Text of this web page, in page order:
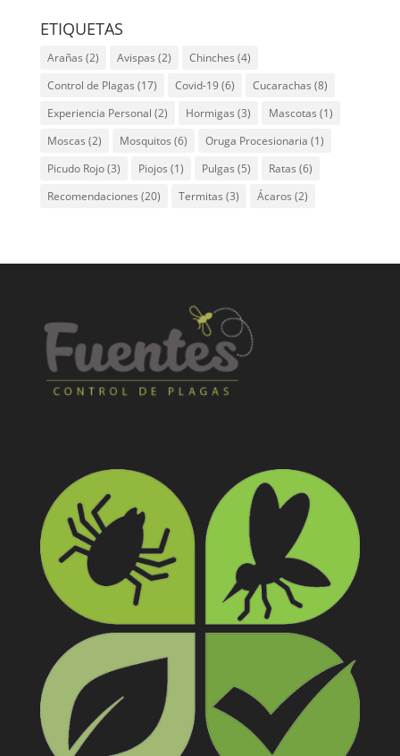
ETIQUETAS
Arañas (2) Avispas (2) Chinches (4)
Control de Plagas (17) Covid-19(6) Cucarachas (8)
Experiencia Personal (2) Hormigas (3) Mascotas (1)
Moscas (2) Mosquitos (6) Oruga Procesionaria (1)
Picudo Rojo(3) Piojos (1) Pulgas (5) Ratas (6)
Recomendaciones (20) Termitas (3) Ácaros (2)